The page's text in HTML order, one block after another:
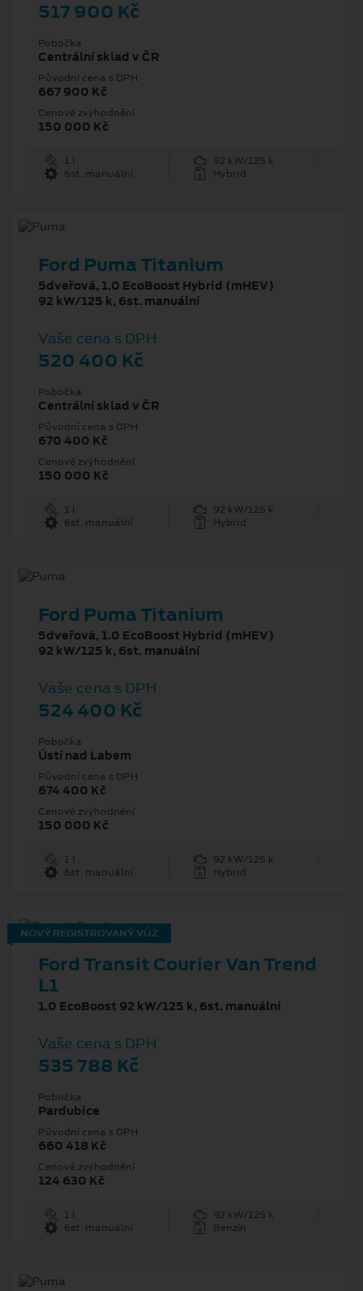
517 900 Kč
Pobočka
Centrální sklad v ČR
Původní cena s DPH
667 900 Kč
Cenové zvýhodnění
150 000 Kč
1 l
92 kW/125 k
6st. manuální
Hybrid
Ford Puma Titanium
5dveřová, 1.0 EcoBoost Hybrid (mHEV)
92 kW/125 k, 6st. manuální
Vaše cena s DPH
520 400 Kč
Pobočka
Centrální sklad v ČR
Původní cena s DPH
670 400 Kč
Cenové zvýhodnění
150 000 Kč
1 l
92 kW/125 k
6st. manuální
Hybrid
Ford Puma Titanium
5dveřová, 1.0 EcoBoost Hybrid (mHEV)
92 kW/125 k, 6st. manuální
Vaše cena s DPH
524 400 Kč
Pobočka
Ústí nad Labem
Původní cena s DPH
674 400 Kč
Cenové zvýhodnění
150 000 Kč
1 l
92 kW/125 k
6st. manuální
Hybrid
NOVÝ REGISTROVANÝ VŮZ
Ford Transit Courier Van Trend
L1
1.0 EcoBoost 92 kW/125 k, 6st. manuální
Vaše cena s DPH
535 788 Kč
Pobočka
Pardubice
Původní cena s DPH
660 418 Kč
Cenové zvýhodnění
124 630 Kč
1 l
92 kW/125 k
6st. manuální
Benzín